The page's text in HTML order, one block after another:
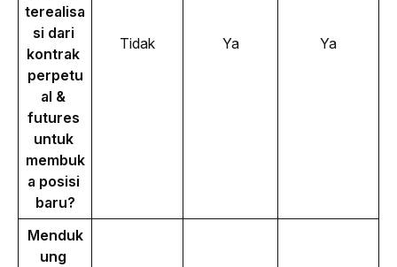
terealisa
si dari
kontrak
perpetu
al &
futures
untuk
membuk
a posisi
baru?
Tidak Ya Ya
Menduk
ung